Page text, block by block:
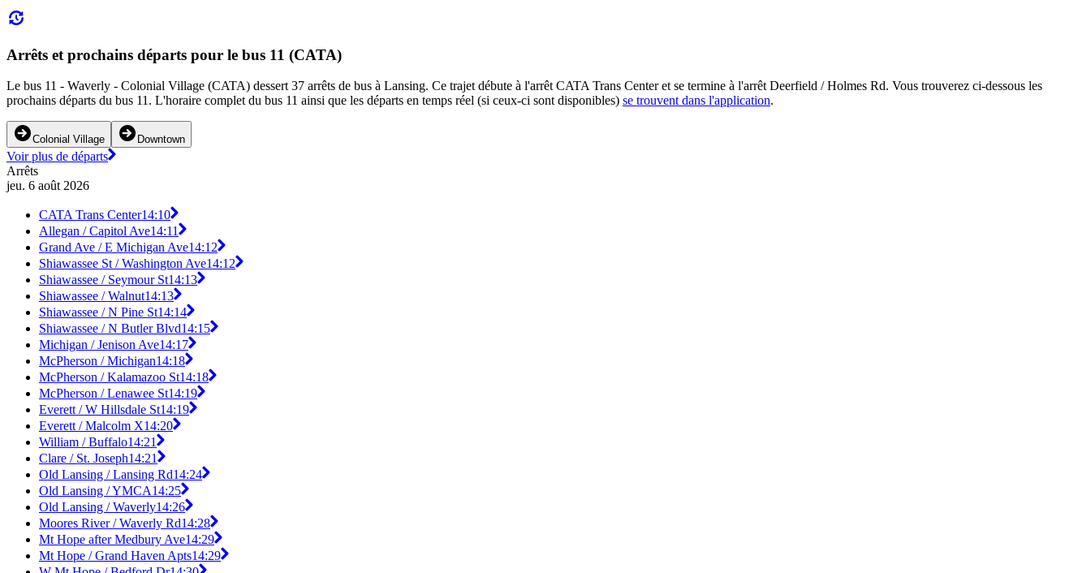
Arrêts et prochains départs pour le bus 11 (CATA)
Le bus 11 - Waverly - Colonial Village (CATA) dessert 37 arrêts de bus à Lansing. Ce trajet débute à l'arrêt CATA Trans Center et se termine à l'arrêt Deerfield / Holmes Rd. Vous trouverez ci-dessous les
prochains départs du bus 11. L'horaire complet du bus 11 ainsi que les départs en temps réel (si ceux-ci sont disponibles) se trouvent dans l'application.
Colonial Village Downtown
Voir plus de départs
Arrêts
jeu. 6 août 2026
CATA Trans Center14:10
Allegan / Capitol Ave14:11
Grand Ave / E Michigan Ave14:12
Shiawassee St / Washington Ave14:12
Shiawassee / Seymour St14:13
Shiawassee / Walnut14:13
Shiawassee / N Pine St14:14
Shiawassee / N Butler Blvd14:15
Michigan / Jenison Ave14:17
McPherson / Michigan14:18
McPherson / Kalamazoo St14:18
McPherson / Lenawee St14:19
Everett / W Hillsdale St14:19
Everett / Malcolm X14:20
William / Buffalo14:21
Clare / St. Joseph14:21
Old Lansing / Lansing Rd14:24
Old Lansing / YMCA14:25
Old Lansing / Waverly14:26
Moores River / Waverly Rd14:28
Mt Hope after Medbury Ave14:29
Mt Hope / Grand Haven Apts14:29